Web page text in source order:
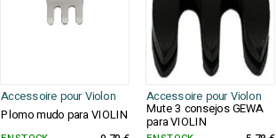
Accessoire pour Violon
Accessoire pour Violon
Plomo mudo para VIOLIN Mute 3 consejos GEWA
para VIOLIN